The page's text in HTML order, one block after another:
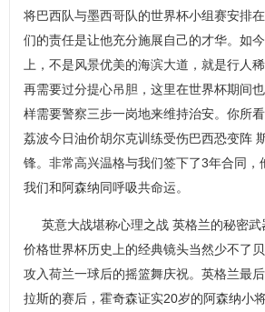
将巴西队与墨西哥队的世界杯小组赛安排
们的责任是让他充分施展自己的才华。如
上，不是风景优美的海滨大道，就是行人
再需要过分提心吊胆，这里在世界杯期间
样需要警察三步一岗地来维持治安。你所
荔波今日油价胡尔克训练受伤巴西恐变阵
锋。非常高兴温格与我们签下了3年合同，
我们和阿森纳同呼吸共命运。
英意大战堪称心理之战 英格兰的秘密
价格世界杯历史上的经典镜头当然少不了
攻入荷兰一球后的摇篮舞庆祝。英格兰最
拉斯的赛后，霍奇森证实20岁的阿森纳小